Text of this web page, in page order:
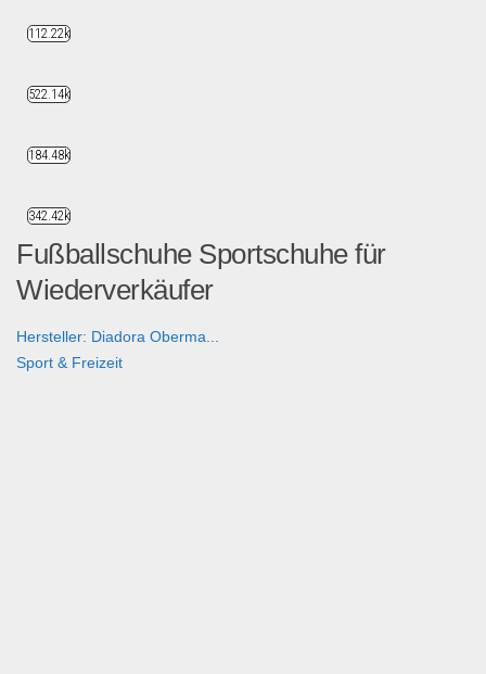
Fußballschuhe Sportschuhe für
Wiederverkäufer
Hersteller: Diadora Oberma...
Sport & Freizeit
112.22k
522.14k
184.48k
342.42k